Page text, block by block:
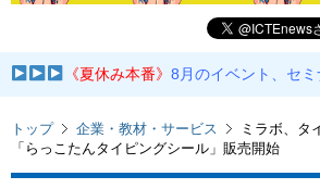
《夏休み本番》8月のイベント、セミ
トップ 企業・教材・サービス
ミラボ、タ
「らっこたんタイピングシール」販売開始